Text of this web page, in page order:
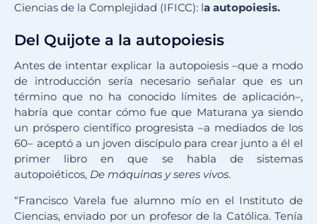
Ciencias de la Complejidad (IFICC): la autopoiesis.
Del Quijote a la autopoiesis
Antes de intentar explicar la autopoiesis –que a modo
de introducción sería necesario señalar que es un
término que no ha conocido límites de aplicación–,
habría que contar cómo fue que Maturana ya siendo
un próspero científico progresista –a mediados de los
60– aceptó a un joven discípulo para crear junto a él el
primer libro en que se habla de sistemas
autopoiéticos, De máquinas y seres vivos.
“Francisco Varela fue alumno mío en el Instituto de
Ciencias, enviado por un profesor de la Católica. Tenía